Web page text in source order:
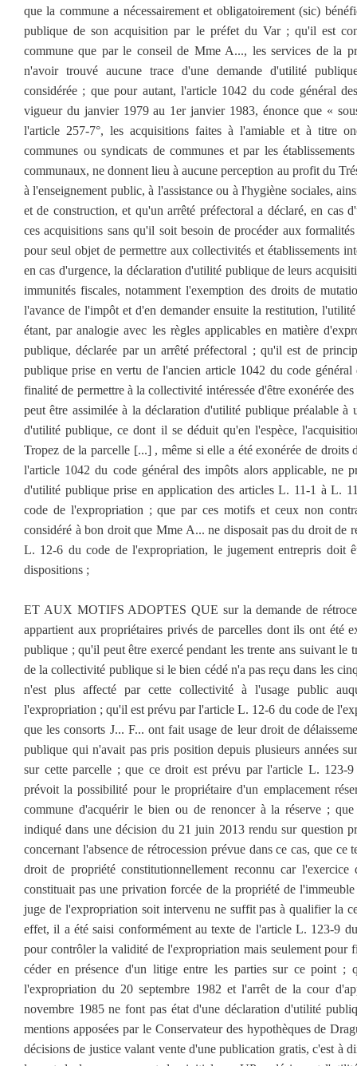
que la commune a nécessairement et obligatoirement (sic)
publique de son acquisition par le préfet du Var ; qu'il est
commune que par le conseil de Mme A..., les services de la
n'avoir trouvé aucune trace d'une demande d'utilité
considérée ; que pour autant, l'article 1042 du code général
vigueur du janvier 1979 au 1er janvier 1983, énonce que «
l'article 257-7°, les acquisitions faites à l'amiable et à titre
communes ou syndicats de communes et par les
communaux, ne donnent lieu à aucune perception au profit du
à l'enseignement public, à l'assistance ou à l'hygiène sociales,
et de construction, et qu'un arrêté préfectoral a déclaré, en cas
ces acquisitions sans qu'il soit besoin de procéder aux
pour seul objet de permettre aux collectivités et établissements
en cas d'urgence, la déclaration d'utilité publique de leurs
immunités fiscales, notamment l'exemption des droits de
l'avance de l'impôt et d'en demander ensuite la restitution,
étant, par analogie avec les règles applicables en matière
publique, déclarée par un arrêté préfectoral ; qu'il est de
publique prise en vertu de l'ancien article 1042 du code
finalité de permettre à la collectivité intéressée d'être exonérée
peut être assimilée à la déclaration d'utilité publique préalable à
d'utilité publique, ce dont il se déduit qu'en l'espèce,
Tropez de la parcelle [...] , même si elle a été exonérée de droits
l'article 1042 du code général des impôts alors applicable, ne
d'utilité publique prise en application des articles L. 11-1 à L.
code de l'expropriation ; que par ces motifs et ceux non
considéré à bon droit que Mme A... ne disposait pas du droit de
L. 12-6 du code de l'expropriation, le jugement entrepris doit
dispositions ;
ET AUX MOTIFS ADOPTES QUE sur la demande de
appartient aux propriétaires privés de parcelles dont ils ont été
publique ; qu'il peut être exercé pendant les trente ans suivant le
de la collectivité publique si le bien cédé n'a pas reçu dans les
n'est plus affecté par cette collectivité à l'usage public
l'expropriation ; qu'il est prévu par l'article L. 12-6 du code de
que les consorts J... F... ont fait usage de leur droit de
publique qui n'avait pas pris position depuis plusieurs années
sur cette parcelle ; que ce droit est prévu par l'article L. 123-
prévoit la possibilité pour le propriétaire d'un emplacement
commune d'acquérir le bien ou de renoncer à la réserve ;
indiqué dans une décision du 21 juin 2013 rendu sur question
concernant l'absence de rétrocession prévue dans ce cas, que ce
droit de propriété constitutionnellement reconnu car l'exercice
constituait pas une privation forcée de la propriété de
juge de l'expropriation soit intervenu ne suffit pas à qualifier la
effet, il a été saisi conformément au texte de l'article L. 123-9
pour contrôler la validité de l'expropriation mais seulement pour
céder en présence d'un litige entre les parties sur ce point ;
l'expropriation du 20 septembre 1982 et l'arrêt de la cour
novembre 1985 ne font pas état d'une déclaration d'utilité
mentions apposées par le Conservateur des hypothèques de
décisions de justice valant vente d'une publication gratis, c'est à